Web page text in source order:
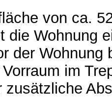
von ca.
die Wohnung
der Wohnung
im
zusätzliche